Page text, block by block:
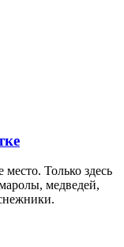
Только здесь
медведей,